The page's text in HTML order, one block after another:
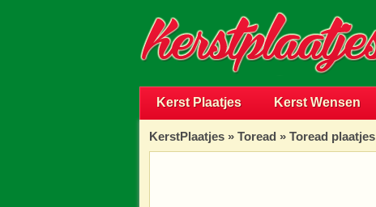
Kerst Plaatjes Kerst Wensen
KerstPlaatjes » Toread » Toread plaatjes